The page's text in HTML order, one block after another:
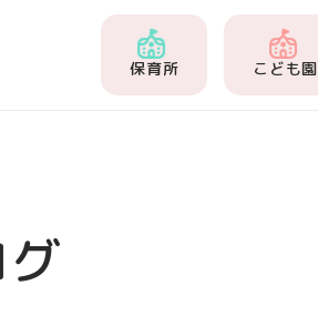
保育所 こども園